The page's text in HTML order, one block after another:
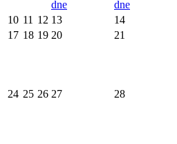
dne
dne
10 11 12 13 14
17 18 19 20 21
24 25 26 27 28